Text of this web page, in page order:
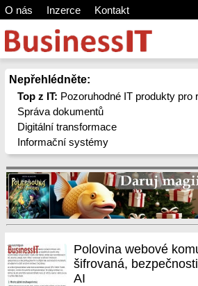
O nás Inzerce Kontakt
Nepřehlédněte:
Top z IT: Pozoruhodné IT produkty pro
Správa dokumentů
Digitální transformace
Informační systémy
Polovina webové
šifrovaná,
AI